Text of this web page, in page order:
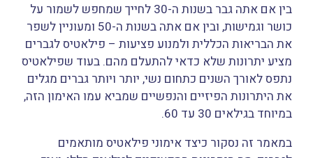
בין אם אתה גבר בשנות ה-30 לחייך שמחפש לשמור על
כושר וגמישות, ובין אם אתה בשנות ה-50 ומעוניין לשפר
את הבריאות הכללית ולמנוע פציעות – פילאטיס לגברים
מציע יתרונות שלא כדאי להתעלם מהם. בעוד שפילאטיס
נתפס לאורך השנים כתחום נשי, יותר ויותר גברים מגלים
את היתרונות הפיזיים והנפשיים שמביא עמו האימון הזה,
במיוחד בגילאים 30 עד 60.
במאמר זה נסקור כיצד אימוני פילאטיס מותאמים